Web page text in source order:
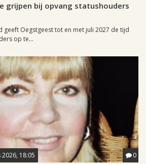
grijpen bij opvang statushouders
geeft Oegstgeest tot en met juli 2027 de tijd
op te...
18:05 0